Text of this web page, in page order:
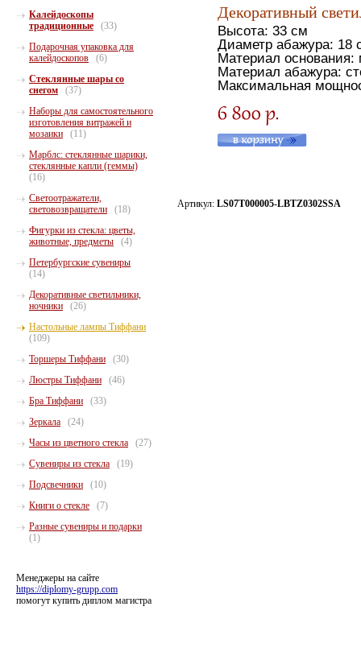
Декоративный
Высота: 33 см
Диаметр абажура: 18
Материал основания:
Материал абажура:
Максимальная
Артикул: LS07T000005-LBTZ0302SSA
Калейдоскопы
традиционные
(33)
Подарочная упаковка для
калейдоскопов
(6)
Стеклянные шары со
снегом
(37)
Наборы для самостоятельного
изготовления витражей и
мозаики
(11)
Марблс: стеклянные шарики,
стеклянные капли (геммы)
(16)
Светоотражатели,
световозвращатели
(18)
Фигурки из стекла: цветы,
животные, предметы
(4)
Петербургские сувениры
(14)
Декоративные светильники,
ночники
(26)
Настольные лампы Тиффани
(109)
Торшеры Тиффани
(30)
Люстры Тиффани
(46)
Бра Тиффани
(33)
Зеркала
(24)
Часы из цветного стекла
(27)
Сувениры из стекла
(19)
Подсвечники
(10)
Книги о стекле
(7)
Разные сувениры и подарки
(1)
Менеджеры на сайте
https://diplomy-grupp.com
помогут купить диплом магистра